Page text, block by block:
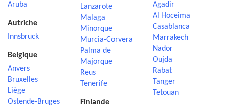
Aruba
Autriche
Innsbruck
Belgique
Anvers
Bruxelles
Liège
Ostende-Bruges
Lanzarote
Malaga
Minorque
Murcia-Corvera
Palma de
Majorque
Reus
Tenerife
Finlande
Agadir
Al Hoceima
Casablanca
Marrakech
Nador
Oujda
Rabat
Tanger
Tetouan